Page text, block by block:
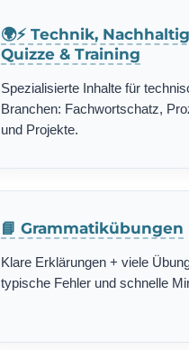
🌍⚡ Technik,
Quizze & Training
Spezialisierte Inhalte für
Branchen: Fachwortschatz,
und Projekte.
📘 Grammatikübungen
Klare Erklärungen + viele
typische Fehler und schnelle